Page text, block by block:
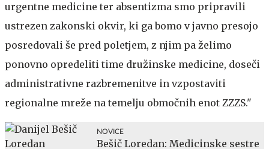
urgentne medicine ter absentizma smo pripravili
ustrezen zakonski okvir, ki ga bomo v javno presojo
posredovali še pred poletjem, z njim pa želimo
ponovno opredeliti time družinske medicine, doseči
administrativne razbremenitve in vzpostaviti
regionalne mreže na temelju območnih enot ZZZS."
NOVICE
Bešič Loredan: Medicinske sestre